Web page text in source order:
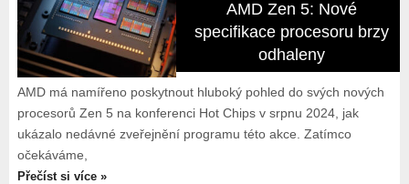
AMD Zen 5: Nové
specifikace procesoru brzy
odhaleny
AMD má namířeno poskytnout hluboký pohled do svých nových
procesorů Zen 5 na konferenci Hot Chips v srpnu 2024, jak
ukázalo nedávné zveřejnění programu této akce. Zatímco
očekáváme,
Přečíst si více »